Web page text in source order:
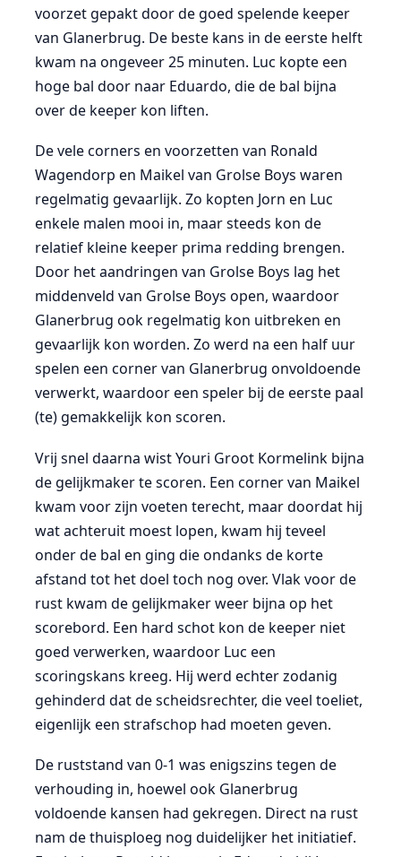
voorzet gepakt door de goed spelende keeper
van Glanerbrug. De beste kans in de eerste helft
kwam na ongeveer 25 minuten. Luc kopte een
hoge bal door naar Eduardo, die de bal bijna
over de keeper kon liften.
De vele corners en voorzetten van Ronald
Wagendorp en Maikel van Grolse Boys waren
regelmatig gevaarlijk. Zo kopten Jorn en Luc
enkele malen mooi in, maar steeds kon de
relatief kleine keeper prima redding brengen.
Door het aandringen van Grolse Boys lag het
middenveld van Grolse Boys open, waardoor
Glanerbrug ook regelmatig kon uitbreken en
gevaarlijk kon worden. Zo werd na een half uur
spelen een corner van Glanerbrug onvoldoende
verwerkt, waardoor een speler bij de eerste paal
(te) gemakkelijk kon scoren.
Vrij snel daarna wist Youri Groot Kormelink bijna
de gelijkmaker te scoren. Een corner van Maikel
kwam voor zijn voeten terecht, maar doordat hij
wat achteruit moest lopen, kwam hij teveel
onder de bal en ging die ondanks de korte
afstand tot het doel toch nog over. Vlak voor de
rust kwam de gelijkmaker weer bijna op het
scorebord. Een hard schot kon de keeper niet
goed verwerken, waardoor Luc een
scoringskans kreeg. Hij werd echter zodanig
gehinderd dat de scheidsrechter, die veel toeliet,
eigenlijk een strafschop had moeten geven.
De ruststand van 0-1 was enigszins tegen de
verhouding in, hoewel ook Glanerbrug
voldoende kansen had gekregen. Direct na rust
nam de thuisploeg nog duidelijker het initiatief.